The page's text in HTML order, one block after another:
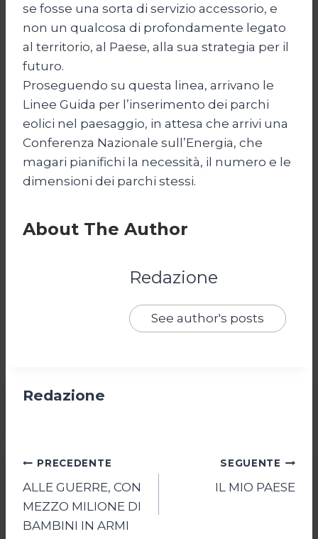
se fosse una sorta di servizio accessorio, e
non un qualcosa di profondamente legato
al territorio, al Paese, alla sua strategia per il
futuro.
Proseguendo su questa linea, arrivano le
Linee Guida per l’inserimento dei parchi
eolici nel paesaggio, in attesa che arrivi una
Conferenza Nazionale sull’Energia, che
magari pianifichi la necessità, il numero e le
dimensioni dei parchi stessi.
About The Author
Redazione
See author's posts
Redazione
Navigazione
articoli
PRECEDENTE
ALLE GUERRE, CON
MEZZO MILIONE DI
BAMBINI IN ARMI
SEGUENTE
IL MIO PAESE